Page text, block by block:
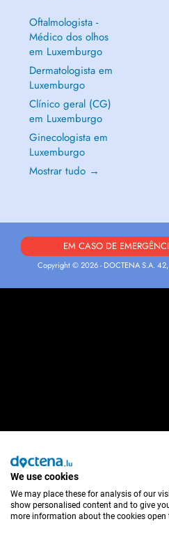
Oftalmologista -
Médico dos olhos
em Luxemburgo
Dermatologista em
Luxemburgo
Clínico geral (CG)
em Luxemburgo
Ginecologista em
Luxemburgo
Mostrar tudo →
EM CASO DE
Copyright © 2026 - DOCTENA S.A.
We use cookies
We may place these for analysis of our
show personalised content and to give
more information about the cookies open